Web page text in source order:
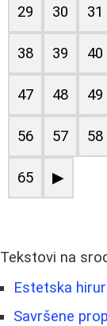
29 30 31
38 39 40
47 48 49
56 57 58
65 ▶
Tekstovi na
Estetska
Savršene